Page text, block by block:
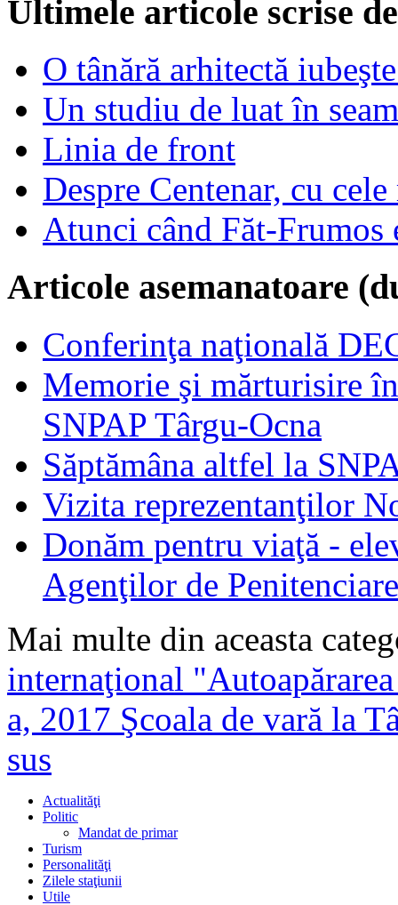
Ultimele articole scrise
O tânără arhitectă
Un studiu de luat în
Linia de front
Despre Centenar, cu
Atunci când Făt-Frumos
Articole asemanatoare
Conferinţa naţională
Memorie şi mărturisire
SNPAP Târgu-Ocna
Săptămâna altfel la
Vizita reprezentanţilor
Donăm pentru viaţă -
Agenţilor de Penitenciare
Mai multe din aceasta
internaţional
a, 2017 Şcoala de vară la
sus
Actualităţi
Politic
Mandat de primar
Turism
Personalităţi
Zilele staţiunii
Utile